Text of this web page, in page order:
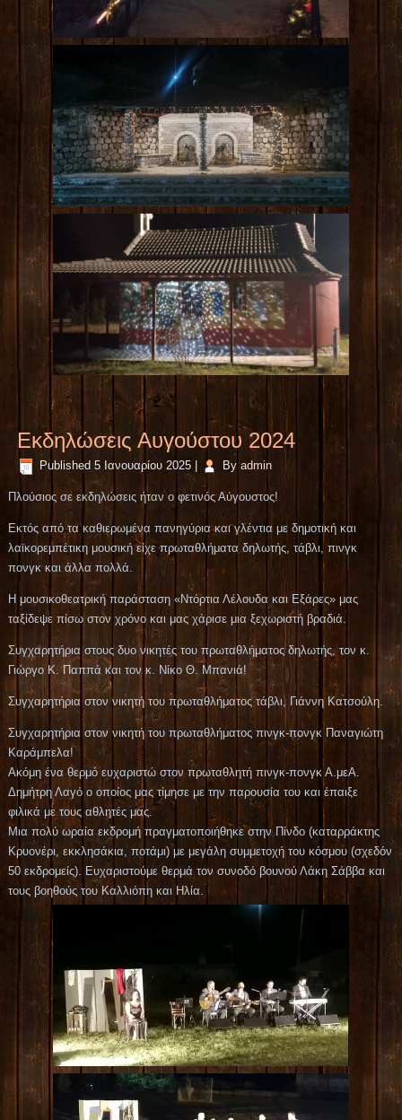
Εκδηλώσεις Αυγούστου 2024
Published 5 Ιανουαρίου 2025 By admin
Πλούσιος σε εκδηλώσεις ήταν ο φετινός Αύγουστος!
Εκτός από τα καθιερωμένα πανηγύρια και γλέντια με δημοτική και
λαϊκορεμπέτικη μουσική είχε πρωταθλήματα δηλωτής, τάβλι, πινγκ
πονγκ και άλλα πολλά.
Η μουσικοθεατρική παράσταση «Ντόρτια Λέλουδα και Εξάρες» μας
ταξίδεψε πίσω στον χρόνο και μας χάρισε μια ξεχωριστή βραδιά.
Συγχαρητήρια στους δυο νικητές του πρωταθλήματος δηλωτής, τον κ.
Γιώργο Κ. Παππά και τον κ. Νίκο Θ. Μπανιά!
Συγχαρητήρια στον νικητή του πρωταθλήματος τάβλι, Γιάννη Κατσούλη.
Συγχαρητήρια στον νικητή του πρωταθλήματος πινγκ-πονγκ Παναγιώτη
Καράμπελα!
Ακόμη ένα θερμό ευχαριστώ στον πρωταθλητή πινγκ-πονγκ Α.μεΑ.
Δημήτρη Λαγό ο οποίος μας τίμησε με την παρουσία του και έπαιξε
φιλικά με τους αθλητές μας.
Μια πολύ ωραία εκδρομή πραγματοποιήθηκε στην Πίνδο (καταρράκτης
Κρυονέρι, εκκλησάκια, ποτάμι) με μεγάλη συμμετοχή του κόσμου (σχεδόν
50 εκδρομείς). Ευχαριστούμε θερμά τον συνοδό βουνού Λάκη Σάββα και
τους βοηθούς του Καλλιόπη και Ηλία.